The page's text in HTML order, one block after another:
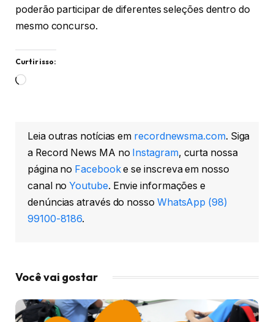
poderão participar de diferentes seleções dentro do
mesmo concurso.
Curtir isso:
Carregando...
Leia outras notícias em recordnewsma.com. Siga
a Record News MA no Instagram, curta nossa
página no Facebooke se inscreva em nosso
canal noYoutube. Envie informações e
denúncias através do nosso WhatsApp (98)
99100-8186.
Você vai gostar